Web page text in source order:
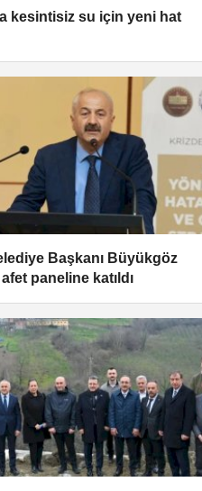
kesintisiz su için yeni hat
Başkanı Büyükgöz
paneline katıldı